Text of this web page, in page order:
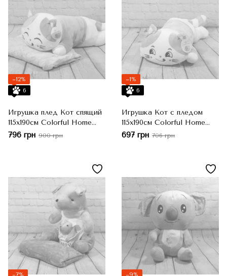
−12%
6
Игрушка плед Кот спящий
115x190см Colorful Home
розовый
796 грн 900 грн
−1%
6
Игрушка Кот с пледом
115x190см Colorful Home
серый
697 грн 706 грн
−7%
−9%